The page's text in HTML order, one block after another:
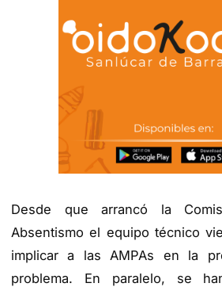
Desde que arrancó la C
Absentismo el equipo técnico
implicar a las AMPAs en la
problema. En paralelo,
se